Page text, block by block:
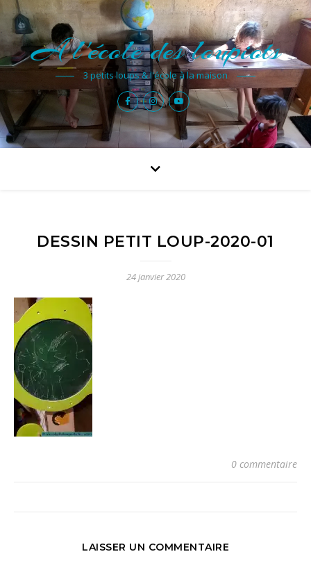
A l'école des loupiots
3 petits loups & l'école à la maison
DESSIN PETIT LOUP-2020-01
24 janvier 2020
0 commentaire
LAISSER UN COMMENTAIRE